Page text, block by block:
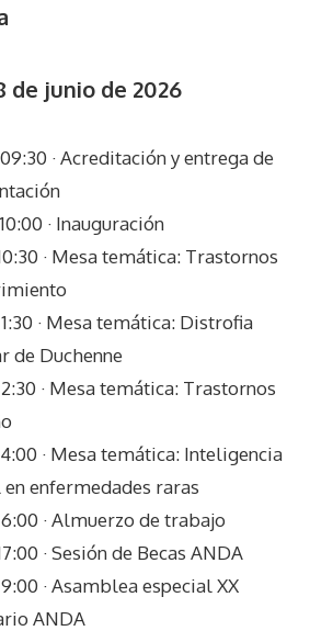
de junio de 2026
· Acreditación y entrega de
· Inauguración
· Mesa temática: Trastornos
· Mesa temática: Distrofia
de Duchenne
· Mesa temática: Trastornos
· Mesa temática: Inteligencia
enfermedades raras
· Almuerzo de trabajo
· Sesión de Becas ANDA
· Asamblea especial XX
ANDA